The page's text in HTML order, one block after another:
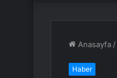
Anasayfa /
Haber